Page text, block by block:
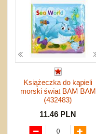
Książeczka do kąpieli
morski świat BAM BAM
(432483)
11.46 PLN